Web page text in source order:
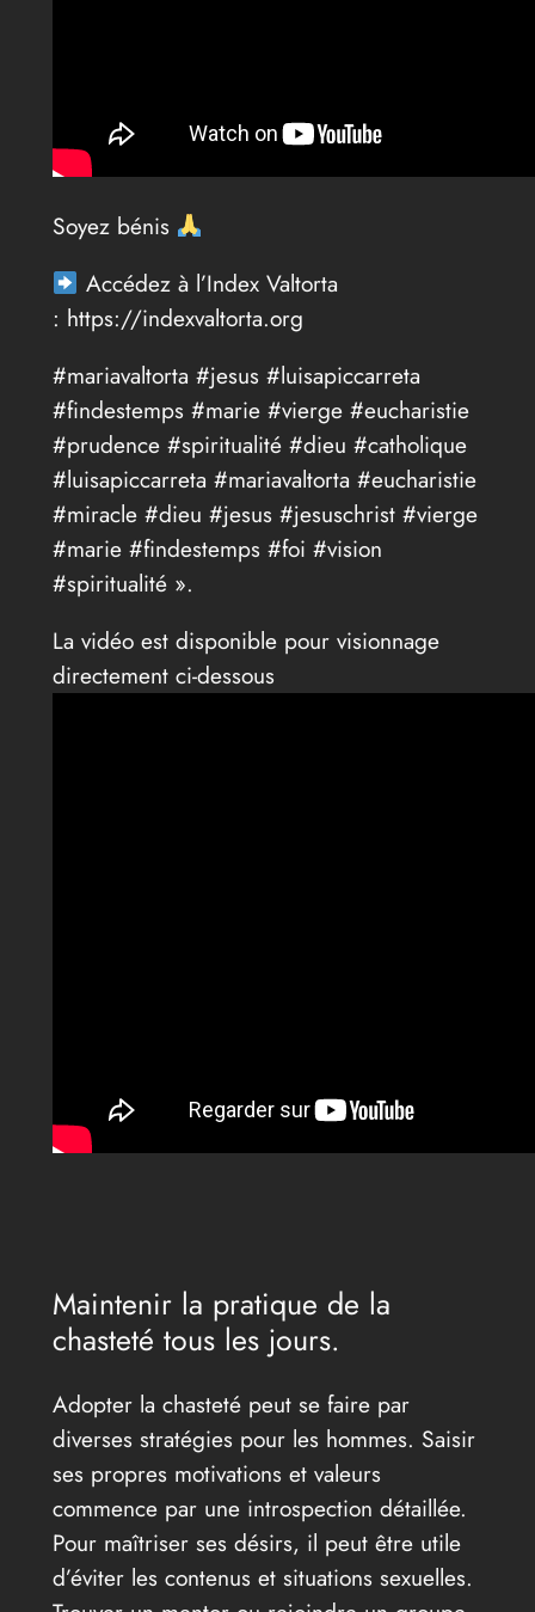
Soyez bénis
Accédez à l’Index Valtorta
: https://indexvaltorta.org
#mariavaltorta #jesus #luisapiccarreta
#findestemps #marie #vierge #eucharistie
#prudence #spiritualité #dieu #catholique
#luisapiccarreta #mariavaltorta #eucharistie
#miracle #dieu #jesus #jesuschrist #vierge
#marie #findestemps #foi #vision
#spiritualité ».
La vidéo est disponible pour visionnage
directement ci-dessous
Maintenir la pratique de la
chasteté tous les jours.
Adopter la chasteté peut se faire par
diverses stratégies pour les hommes. Saisir
ses propres motivations et valeurs
commence par une introspection détaillée.
Pour maîtriser ses désirs, il peut être utile
d’éviter les contenus et situations sexuelles.